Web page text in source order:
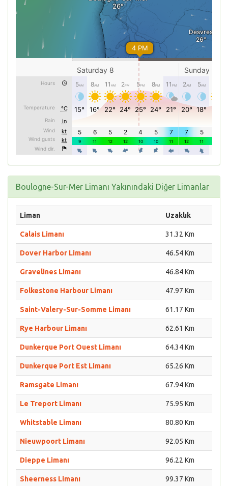
Boulogne-Sur-Mer Limanı Yakınındaki Diğer Limanlar
Liman Uzaklık
Calais Limanı 31.32 Km
Dover Harbor Limanı 46.54 Km
Gravelines Limanı 46.84 Km
Folkestone Harbour Limanı 47.97 Km
Saint-Valery-Sur-Somme Limanı 61.17 Km
Rye Harbour Limanı 62.61 Km
Dunkerque Port Ouest Limanı 64.34 Km
Dunkerque Port Est Limanı 65.26 Km
Ramsgate Limanı 67.94 Km
Le Treport Limanı 75.95 Km
Whitstable Limanı 80.80 Km
Nieuwpoort Limanı 92.05 Km
Dieppe Limanı 96.22 Km
Sheerness Limanı 99.37 Km